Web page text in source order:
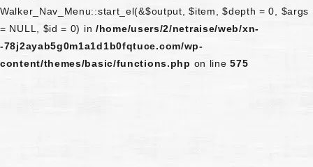
Walker_Nav_Menu::start_el(&$output, $item, $depth = 0, $args
= NULL, $id = 0) in /home/users/2/netraise/web/xn-
-78j2ayab5g0m1a1d1b0fqtuce.com/wp-
content/themes/basic/functions.php on line575